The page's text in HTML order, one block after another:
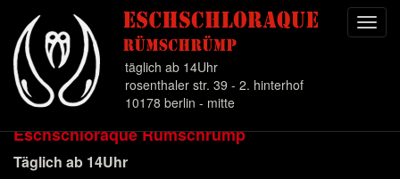
Direkt
Inhalt
täglich ab 14Uhr
rosenthaler str. 39 - 2. hinterhof
10178 berlin - mitte
Eschschloraque Rümschrümp
Täglich ab 14Uhr